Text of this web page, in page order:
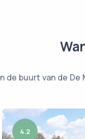
de buurt van de
4.2